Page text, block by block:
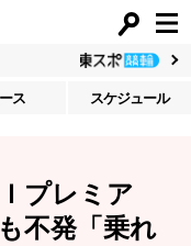
ス スケジュール
プレミア
不発「乗れ